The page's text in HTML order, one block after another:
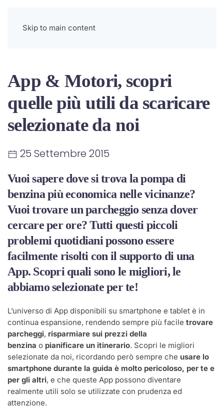
Skip to main content
App & Motori, scopri
quelle più utili da scaricare
selezionate da noi
25 Settembre 2015
Vuoi sapere dove si trova la pompa di
benzina più economica nelle vicinanze?
Vuoi trovare un parcheggio senza dover
cercare per ore? Tutti questi piccoli
problemi quotidiani possono essere
facilmente risolti con il supporto di una
App. Scopri quali sono le migliori, le
abbiamo selezionate per te!
L’universo di App disponibili su smartphone e tablet è in
continua espansione, rendendo sempre più facile trovare
parcheggi, risparmiare sui prezzi della
benzina o pianificare un itinerario. Scopri le migliori
selezionate da noi, ricordando però sempre che usare lo
smartphone durante la guida è molto pericoloso, per te e
per gli altri, e che queste App possono diventare
realmente utili solo se utilizzate con prudenza ed
attenzione.